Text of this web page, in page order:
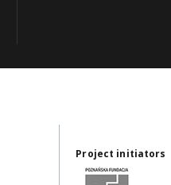
Project initiators